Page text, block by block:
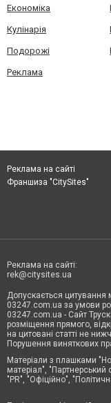
Економіка
Кулінарія
Подорожі
Реклама
Реклама на сайті
Франшиза "CitySites"
Реклама на сайті:
rek@citysites.ua
Допускається цитування
03247.com.ua за умови
03247.com.ua - Сайт
розміщення прямого,
на цитовані статті не
Порушення виняткових
Матеріали з плашками
матеріал", "Партнерський
"PR", "Офіційно",